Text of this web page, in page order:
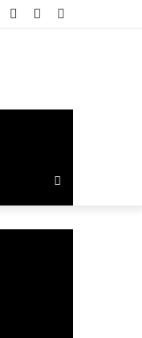
Telegram
Twitter
Facebook
Buscar
por